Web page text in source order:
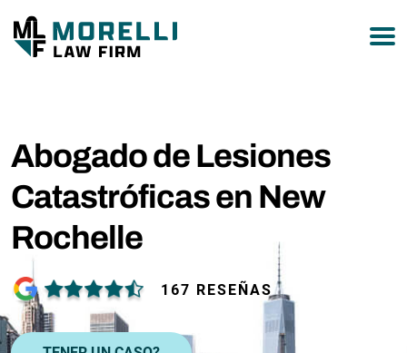
Abogado de Lesiones
Catastróficas en New
Rochelle
167 RESEÑAS